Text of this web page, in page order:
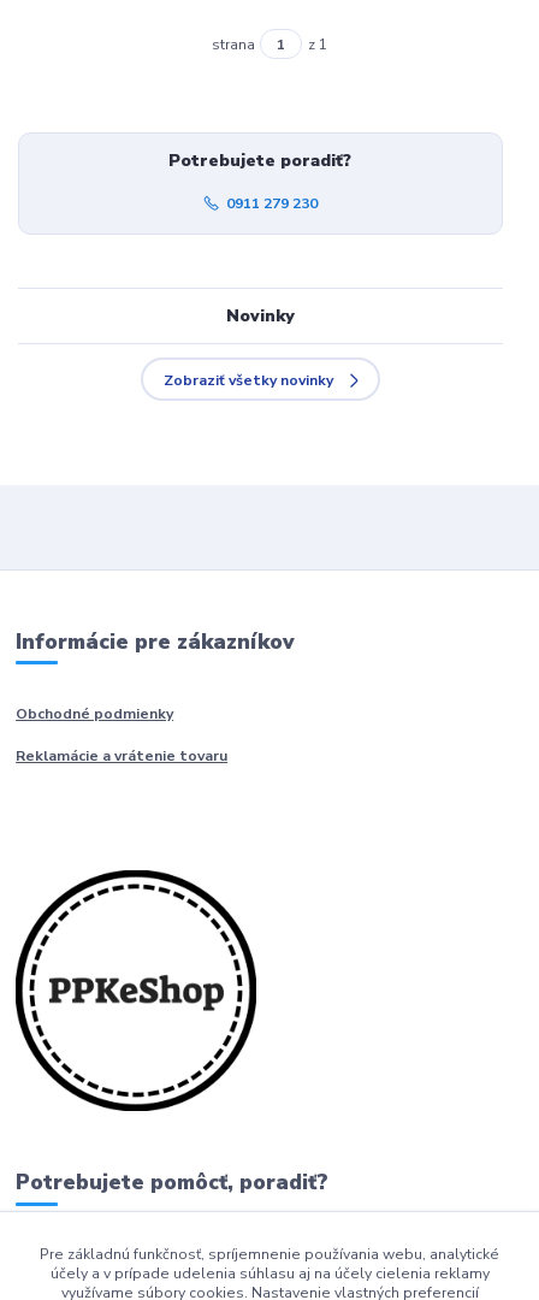
strana z 1
Potrebujete poradiť?
0911 279 230
Novinky
Zobraziť všetky novinky
Informácie pre zákazníkov
Obchodné podmienky
Reklamácie a vrátenie tovaru
Potrebujete pomôcť, poradiť?
0911 279 230
Pre základnú funkčnosť, spríjemnenie používania webu, analytické
účely a v prípade udelenia súhlasu aj na účely cielenia reklamy
využívame súbory cookies. Nastavenie vlastných preferencií